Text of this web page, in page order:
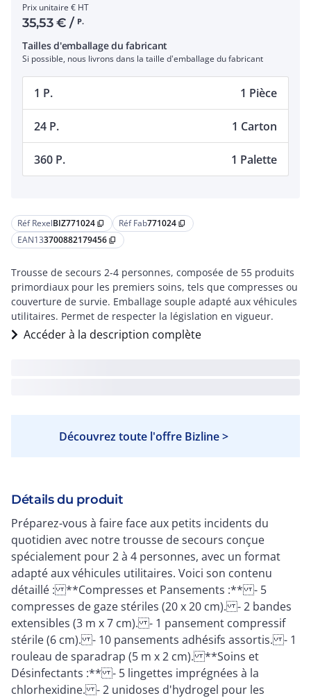
Réf RexelBIZ771024 content_copy Réf Fab771024 content_copy
EAN133700882179456 content_copy
Trousse de secours 2-4 personnes, composée de 55 produits
primordiaux pour les premiers soins, tels que compresses ou
couverture de survie. Emballage souple adapté aux véhicules
utilitaires. Permet de respecter la législation en vigueur.
Accéder à la description complète
Découvrez toute l'offre Bizline >
Détails du produit
Préparez-vous à faire face aux petits incidents du
quotidien avec notre trousse de secours conçue
spécialement pour 2 à 4 personnes, avec un format
adapté aux véhicules utilitaires. Voici son contenu
détaillé : **Compresses et Pansements :** - 5
compresses de gaze stériles (20 x 20 cm). - 2 bandes
extensibles (3 m x 7 cm). - 1 pansement compressif
stérile (6 cm). - 10 pansements adhésifs assortis. - 1
rouleau de sparadrap (5 m x 2 cm). **Soins et
Désinfectants :** - 5 lingettes imprégnées à la
chlorhexidine. - 2 unidoses d'hydrogel pour les
Prix unitaire € HT
35,53€ / P.
Tailles d'emballage du fabricant
Si possible, nous livrons dans la taille d'emballage du fabricant
1 P. 1 Pièce
24 P. 1 Carton
360 P. 1 Palette